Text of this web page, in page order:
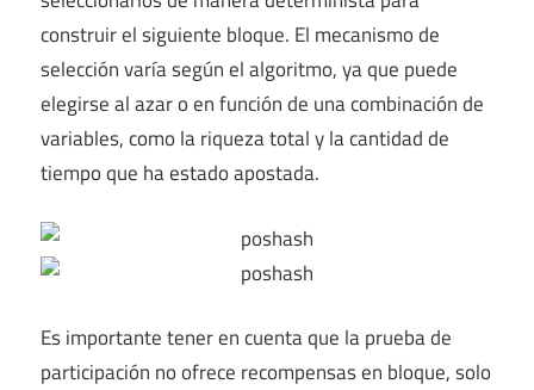
construir el siguiente bloque. El mecanismo de
selección varía según el algoritmo, ya que puede
elegirse al azar o en función de una combinación de
variables, como la riqueza total y la cantidad de
tiempo que ha estado apostada.
Es importante tener en cuenta que la prueba de
participación no ofrece recompensas en bloque, solo